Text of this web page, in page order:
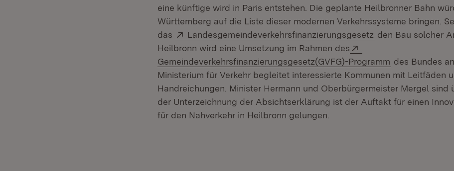
eine künftige wird in Paris entstehen. Die geplante Heilbronner Bahn
Württemberg auf die Liste dieser modernen Verkehrssysteme bringen.
das
Extern:
Landesgemeindeverkehrsfinanzierungsgesetz (Öffnet in neuem
den Bau solcher
Heilbronn wird eine Umsetzung im Rahmen des
Gemeindeverkehrsfinanzierungsgesetz(GVFG)-Programm (Öffnet in
des Bundes
Ministerium für Verkehr begleitet interessierte Kommunen mit Leitfäden
Handreichungen. Minister Hermann und Oberbürgermeister Mergel sind
der Unterzeichnung der Absichtserklärung ist der Auftakt für einen
für den Nahverkehr in Heilbronn gelungen.